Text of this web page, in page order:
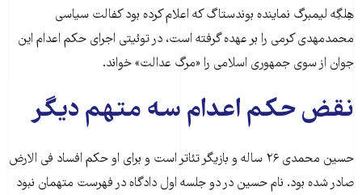
هِلگِه لیمبرگ نماینده بوندستاگ که اعلام کرده بود کفالت سیاسی
محمدمهدی کرمی را بر عهده گرفته است، در توئیتی اجرای حکم اعدام این
جوان از سوی جمهوری اسلامی را «مرگ عدالت» خواند.
نقض حکم اعدام سه متهم دیگر
حسین محمدی ۲۶ ساله و بازیگر تئاتر است و برای او حکم افساد فی الارض
صادر شده‌ بود. نام حسین در دو جلسه‌ اول دادگاه در فهرست متهمان نبود